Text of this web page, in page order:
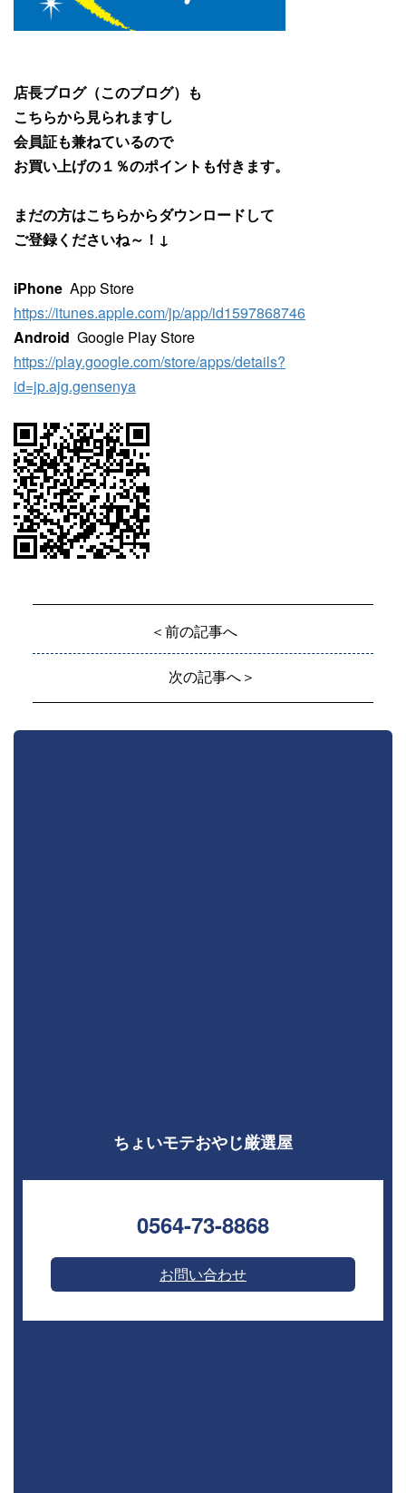
店長ブログ（このブログ）も
こちらから見られますし
会員証も兼ねているので
お買い上げの１％のポイントも付きます。
まだの方はこちらからダウンロードして
ご登録くださいね～！↓
iPhone App Store
https://itunes.apple.com/jp/app/id1597868746
Android Google Play Store
https://play.google.com/store/apps/details?
id=jp.ajg.gensenya
＜前の記事へ
次の記事へ＞
ちょいモテおやじ厳選屋
0564-73-8868⁣
お問い合わせ